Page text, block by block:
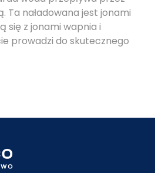
Ta naładowana jest jonami
się z jonami wapnia i
prowadzi do skutecznego